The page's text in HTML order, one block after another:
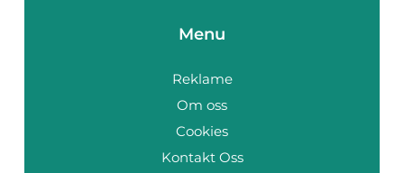
Menu
Reklame
Om oss
Cookies
Kontakt Oss